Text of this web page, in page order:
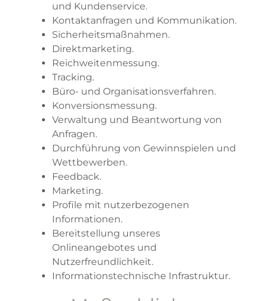
und Kundenservice.
Kontaktanfragen und Kommunikation.
Sicherheitsmaßnahmen.
Direktmarketing.
Reichweitenmessung.
Tracking.
Büro- und Organisationsverfahren.
Konversionsmessung.
Verwaltung und Beantwortung von
Anfragen.
Durchführung von Gewinnspielen und
Wettbewerben.
Feedback.
Marketing.
Profile mit nutzerbezogenen
Informationen.
Bereitstellung unseres
Onlineangebotes und
Nutzerfreundlichkeit.
Informationstechnische Infrastruktur.